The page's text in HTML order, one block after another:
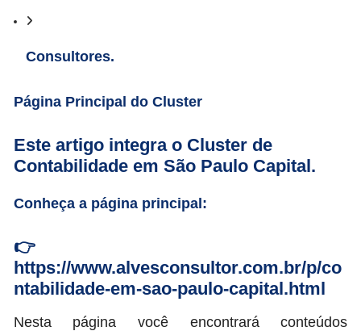
Consultores.
Página Principal do Cluster
Este artigo integra o Cluster de
Contabilidade em São Paulo Capital.
Conheça a página principal:
👉
https://www.alvesconsultor.com.br/p/co
ntabilidade-em-sao-paulo-capital.html
Nesta página você encontrará conteúdos